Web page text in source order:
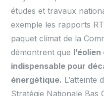
études et travaux
exemple les rapports
paquet climat de la
démontrent que
indispensable pour
énergétique. L’atteinte
Stratégie Nationale Bas